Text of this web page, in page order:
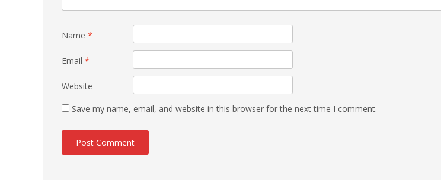
Name *
Email *
Website
Save my name, email, and website in this browser for the next time I comment.